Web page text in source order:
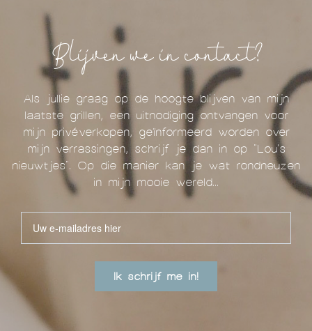
Blijven we in contact?
Als jullie graag op de hoogte blijven van mijn
laatste grillen, een uitnodiging ontvangen voor
mijn privéverkopen, geïnformeerd worden over
mijn verrassingen, schrijf je dan in op "Lou's
nieuwtjes". Op die manier kan je wat rondneuzen
in mijn mooie wereld...
Ik schrijf me in!